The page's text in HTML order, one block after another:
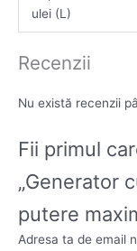
ulei (L)
Recenzii
Nu există recenzii
Fii primul
„Generator
putere
Adresa ta de email